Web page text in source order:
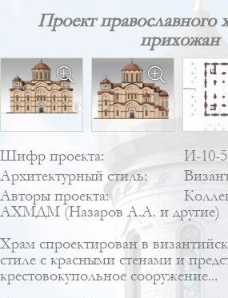
Проект православного
прихожан
Шифр проекта:
И-10-
Архитектурный стиль:
Авторы проекта:
АХМДМ (Назаров А.А. и другие)
Храм спроектирован в
стиле с красными стенами и
крестовокупольное сооружение...